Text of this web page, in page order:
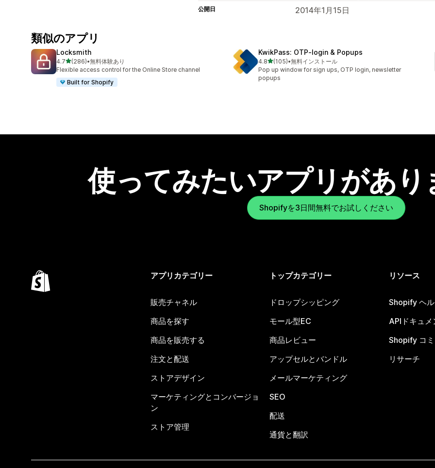
公開日 2014年1月15日
類似のアプリ
Locksmith
4.75つ星中
(286)
合計レビュー数：286件
•無料体験あり
Flexible access control for the Online Store channel
Built for Shopify
KwikPass: OTP‑login & Popups
4.85つ星中
(105)
合計レビュー数：105件
•無料インストール
Pop up window for sign ups, OTP login, newsletter
popups
使ってみたいアプリがあり
Shopifyを3日間無料でお試しください
アプリカテゴリー
販売チャネル
商品を探す
商品を販売する
注文と配送
ストアデザイン
マーケティングとコンバージョ
ン
ストア管理
トップカテゴリー
ドロップシッピング
モール型EC
商品レビュー
アップセルとバンドル
メールマーケティング
SEO
配送
通貨と翻訳
リソース
Shopify ヘ
APIドキュメ
Shopify コ
リサーチ